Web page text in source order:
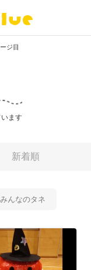
ジ目
ます
新着順
みんなのタネ